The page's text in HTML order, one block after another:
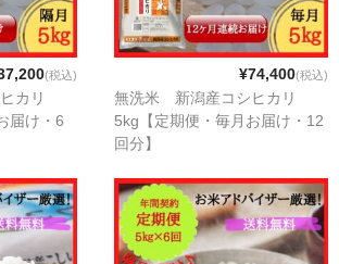
(税込)
カリ
届け・6
¥74,400(税込)
無洗米 新潟産コシヒカリ
5kg【定期便・毎月お届け・12
回分】